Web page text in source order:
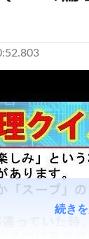
続き